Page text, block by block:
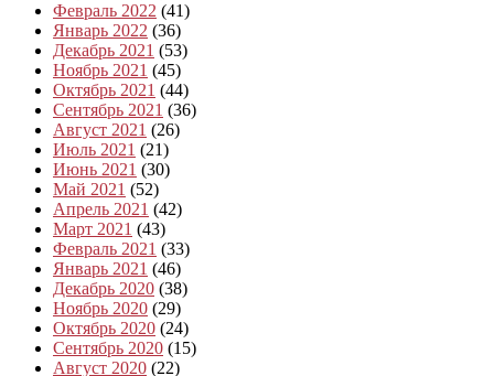
Февраль 2022 (41)
Январь 2022 (36)
Декабрь 2021 (53)
Ноябрь 2021 (45)
Октябрь 2021 (44)
Сентябрь 2021 (36)
Август 2021 (26)
Июль 2021 (21)
Июнь 2021 (30)
Май 2021 (52)
Апрель 2021 (42)
Март 2021 (43)
Февраль 2021 (33)
Январь 2021 (46)
Декабрь 2020 (38)
Ноябрь 2020 (29)
Октябрь 2020 (24)
Сентябрь 2020 (15)
Август 2020 (22)